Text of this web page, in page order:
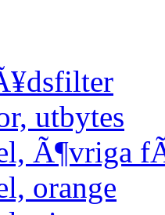
utbytes
Ã¶vriga
orange